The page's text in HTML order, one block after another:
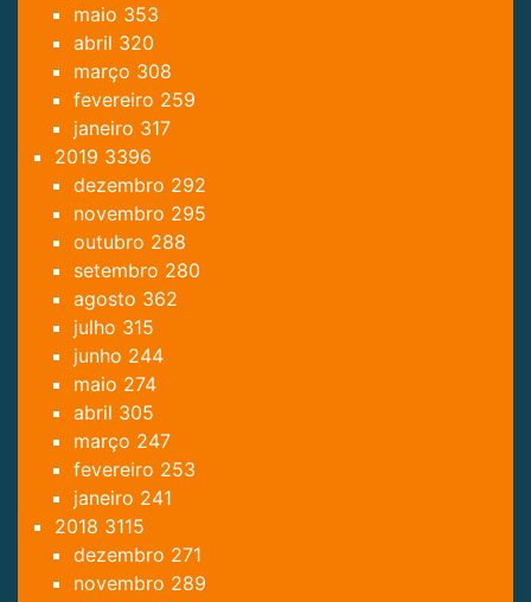
maio 353
abril 320
março 308
fevereiro 259
janeiro 317
2019 3396
dezembro 292
novembro 295
outubro 288
setembro 280
agosto 362
julho 315
junho 244
maio 274
abril 305
março 247
fevereiro 253
janeiro 241
2018 3115
dezembro 271
novembro 289